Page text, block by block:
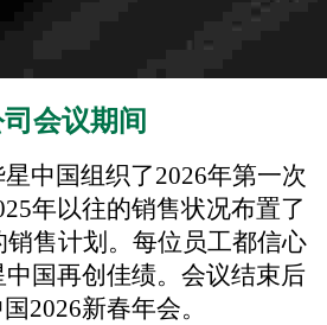
会议期间
中国组织了2026年第一次
年以往的销售状况布置了
销售计划。每位员工都信心
国再创佳绩。会议结束后
2026新春年会。